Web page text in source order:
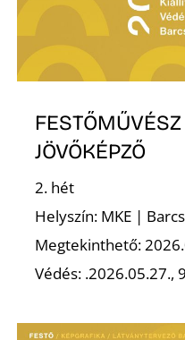
JÖVŐKÉPZŐ
2. hét
Helyszín: MKE |
Megtekinthető:
Védés: .2026.05.27.,